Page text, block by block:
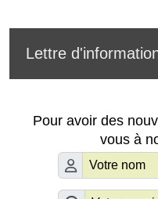
Lettre
Pour avoir des
vous à